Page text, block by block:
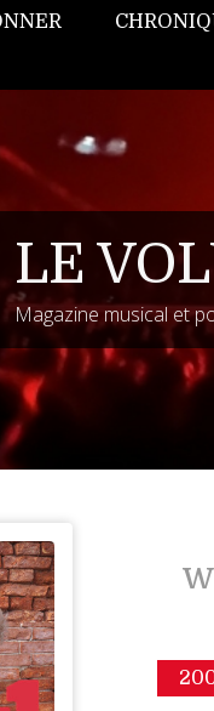
LE
Magazine musical et